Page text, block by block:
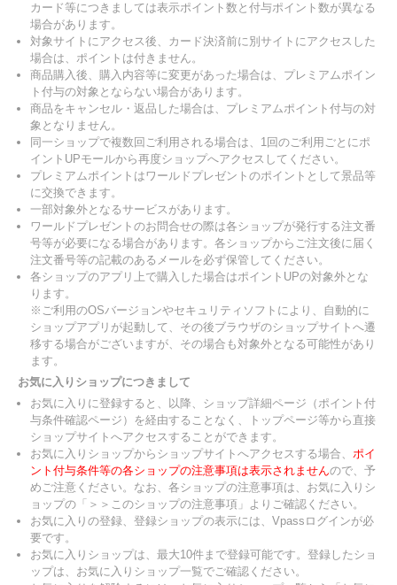
カード等につきましては表示ポイント数と付与ポイント数が異なる
場合があります。
対象サイトにアクセス後、カード決済前に別サイトにアクセスした
場合は、ポイントは付きません。
商品購入後、購入内容等に変更があった場合は、プレミアムポイン
ト付与の対象とならない場合があります。
商品をキャンセル・返品した場合は、プレミアムポイント付与の対
象となりません。
同一ショップで複数回ご利用される場合は、1回のご利用ごとにポ
イントUPモールから再度ショップへアクセスしてください。
プレミアムポイントはワールドプレゼントのポイントとして景品等
に交換できます。
一部対象外となるサービスがあります。
ワールドプレゼントのお問合せの際は各ショップが発行する注文番
号等が必要になる場合があります。各ショップからご注文後に届く
注文番号等の記載のあるメールを必ず保管してください。
各ショップのアプリ上で購入した場合はポイントUPの対象外とな
ります。
※ご利用のOSバージョンやセキュリティソフトにより、自動的に
ショップアプリが起動して、その後ブラウザのショップサイトへ遷
移する場合がございますが、その場合も対象外となる可能性があり
ます。
お気に入りショップにつきまして
お気に入りに登録すると、以降、ショップ詳細ページ（ポイント付
与条件確認ページ）を経由することなく、トップページ等から直接
ショップサイトへアクセスすることができます。
お気に入りショップからショップサイトへアクセスする場合、 ポイ
ント付与条件等の各ショップの注意事項は表示されませんので、予
めご注意ください。なお、各ショップの注意事項は、お気に入りシ
ョップの「＞＞このショップの注意事項」よりご確認ください。
お気に入りの登録、登録ショップの表示には、Vpassログインが必
要です。
お気に入りショップは、最大10件まで登録可能です。登録したショ
ップは、お気に入りショップ一覧でご確認ください。